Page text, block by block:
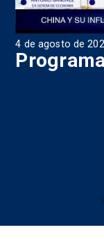
4 de agosto de